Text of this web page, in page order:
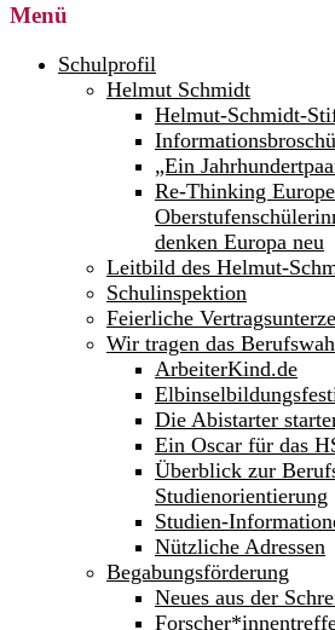
Helmut-
Gymnasium
Menü
Schulprofil
Helmut Schmidt
Helmut-Schmidt-
„Ein
Re-Thinking
denken Europa neu
Leitbild des Helmut-
Schulinspektion
Feierliche
Wir tragen das
ArbeiterKind.de
Die Abistarter
Ein Oscar für das
Überblick zur
Studienorientierung
Studien-
Nützliche Adressen
Begabungsförderung
Neues aus der